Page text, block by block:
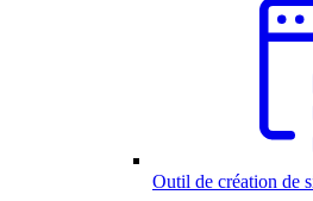
Outil de création de